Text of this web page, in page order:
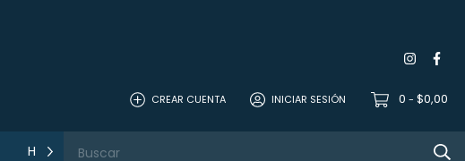
CREAR CUENTA INICIAR SESIÓN 0 - $0,00
Home Studio